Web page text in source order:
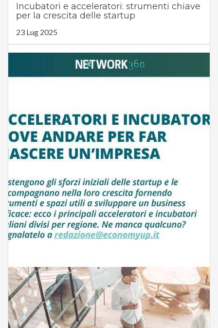
Incubatori e acceleratori: strumenti chiave
per la crescita delle startup
23 Lug 2025